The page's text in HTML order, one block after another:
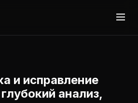
и исправление
анализ,